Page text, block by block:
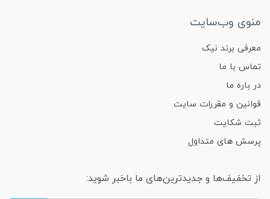
منوی وب‌سایت
معرفی برند نیک
تماس با ما
در باره ما
قوانین و مقررات سایت
ثبت شکایت
پرسش های متداول
از تخفیف‌ها و جدیدترین‌های ما باخبر شوید: